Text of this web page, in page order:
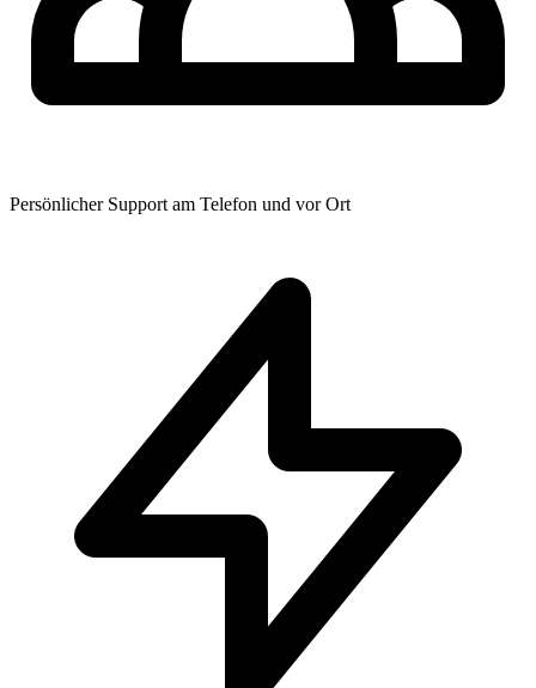
Persönlicher Support am Telefon und vor Ort